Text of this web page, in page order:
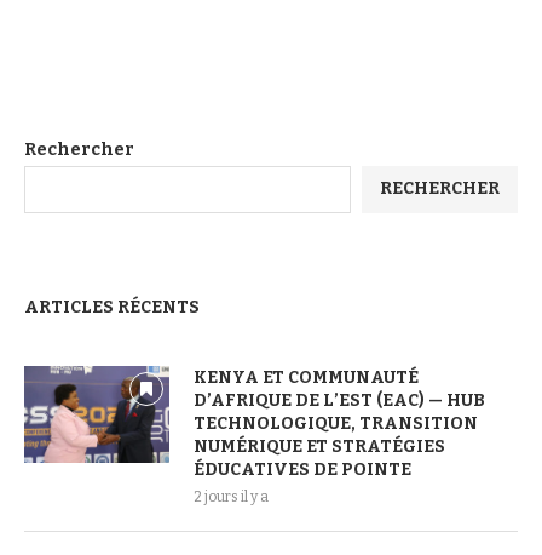
Rechercher
RECHERCHER
ARTICLES RÉCENTS
KENYA ET COMMUNAUTÉ
D’AFRIQUE DE L’EST (EAC) — HUB
TECHNOLOGIQUE, TRANSITION
NUMÉRIQUE ET STRATÉGIES
ÉDUCATIVES DE POINTE
2 jours il y a